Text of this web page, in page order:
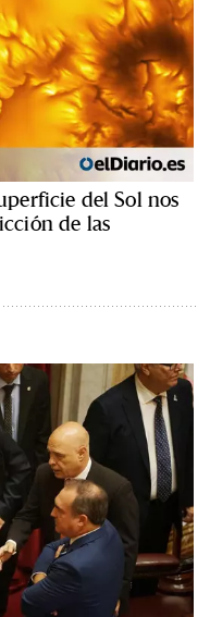
del Sol nos
de las